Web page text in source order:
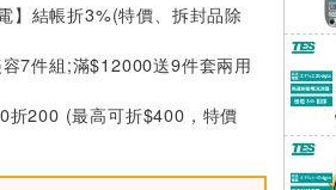
】結帳折3%(特價、拆封品除
7件組;滿$12000送9件套兩用
折200 (最高可折$400，特價
*庫
(1~2)
*門
用專